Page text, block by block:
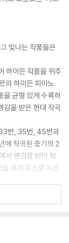
빛나는 작품들은
하이든 작품을 위주
의 하이든 피아노
을 균형 있게 수록하
감을 받은 현대 작곡
번, 35번, 45번과
에 작곡된 중기의 2
서 영감을 받아 작
세계 최초로 녹음
of the Tr